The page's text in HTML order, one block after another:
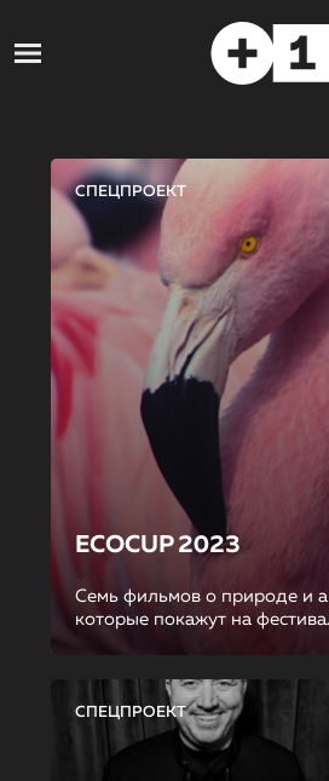
СПЕЦПРОЕКТ
ECOCUP 2023
Семь фильмов о природе и
которые покажут на
СПЕЦПРОЕКТ